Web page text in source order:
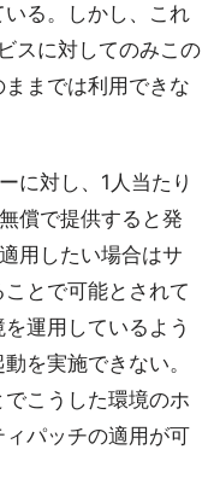
る。しかし、これ
スに対してのみこの
までは利用できな
に対し、1人当たり
償で提供すると発
用したい場合はサ
とで可能とされて
運用しているよう
を実施できない。
こうした環境のホ
パッチの適用が可